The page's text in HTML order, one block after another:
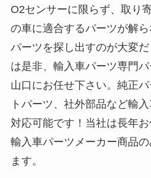
O2センサーに限らず、取り
の車に適合するパーツが解
パーツを探し出すのが大変
は是非、輸入車パーツ専門
山口にお任せ下さい。純正
トパーツ、社外部品など輸
対応可能です！当社は長年
輸入車パーツメーカー商品
ます。